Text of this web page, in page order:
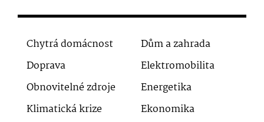
Chytrá domácnost
Dům a zahrada
Doprava
Elektromobilita
Obnovitelné zdroje
Energetika
Klimatická krize
Ekonomika